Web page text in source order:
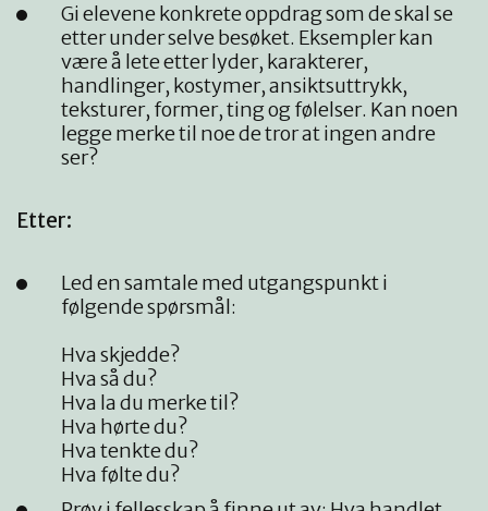
Gi elevene konkrete oppdrag som de skal se
etter under selve besøket. Eksempler kan
være å lete etter lyder, karakterer,
handlinger, kostymer, ansiktsuttrykk,
teksturer, former, ting og følelser. Kan noen
legge merke til noe de tror at ingen andre
ser?
Etter:
Led en samtale med utgangspunkt i
følgende spørsmål:
Hva skjedde?
Hva så du?
Hva la du merke til?
Hva hørte du?
Hva tenkte du?
Hva følte du?